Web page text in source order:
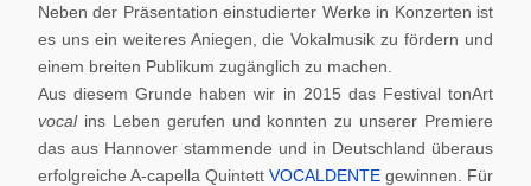
Neben der Präsentation einstudierter Werke in Konzerten ist
es uns ein weiteres Aniegen, die Vokalmusik zu fördern und
einem breiten Publikum zugänglich zu machen.
Aus diesem Grunde haben wir in 2015 das Festival tonArt
vocal ins Leben gerufen und konnten zu unserer Premiere
das aus Hannover stammende und in Deutschland überaus
erfolgreiche A-capella Quintett VOCALDENTE gewinnen. Für